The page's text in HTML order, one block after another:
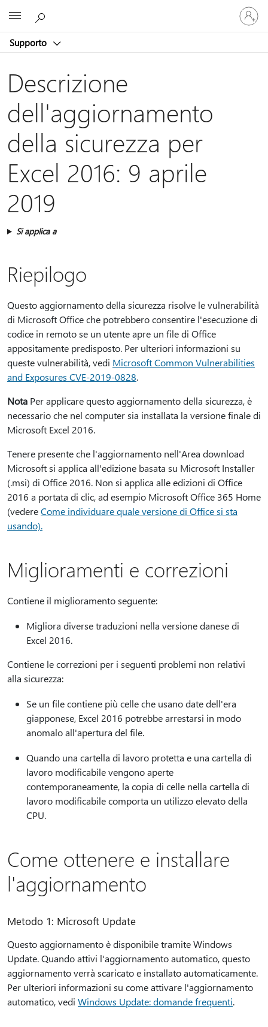
Supporto
Accedi
con
il
account
Descrizione
dell'aggiornamento
della sicurezza per
Excel 2016: 9 aprile
2019
Si applica a
Riepilogo
Questo aggiornamento della sicurezza risolve le vulnerabilità
di Microsoft Office che potrebbero consentire l'esecuzione di
codice in remoto se un utente apre un file di Office
appositamente predisposto. Per ulteriori informazioni su
queste vulnerabilità, vedi Microsoft Common Vulnerabilities
and Exposures CVE-2019-0828.
Nota Per applicare questo aggiornamento della sicurezza, è
necessario che nel computer sia installata la versione finale di
Microsoft Excel 2016.
Tenere presente che l'aggiornamento nell'Area download
Microsoft si applica all'edizione basata su Microsoft Installer
(.msi) di Office 2016. Non si applica alle edizioni di Office
2016 a portata di clic, ad esempio Microsoft Office 365 Home
(vedereCome individuare quale versione di Office si sta
usando).
Miglioramenti e correzioni
Contiene il miglioramento seguente:
Migliora diverse traduzioni nella versione danese di
Excel 2016.
Contiene le correzioni per i seguenti problemi non relativi
alla sicurezza:
Se un file contiene più celle che usano date dell'era
giapponese, Excel 2016 potrebbe arrestarsi in modo
anomalo all'apertura del file.
Quando una cartella di lavoro protetta e una cartella di
lavoro modificabile vengono aperte
contemporaneamente, la copia di celle nella cartella di
lavoro modificabile comporta un utilizzo elevato della
CPU.
Come ottenere e installare
l'aggiornamento
Metodo 1: Microsoft Update
Questo aggiornamento è disponibile tramite Windows
Update. Quando attivi l'aggiornamento automatico, questo
aggiornamento verrà scaricato e installato automaticamente.
Per ulteriori informazioni su come attivare l'aggiornamento
automatico, vedi Windows Update: domande frequenti.